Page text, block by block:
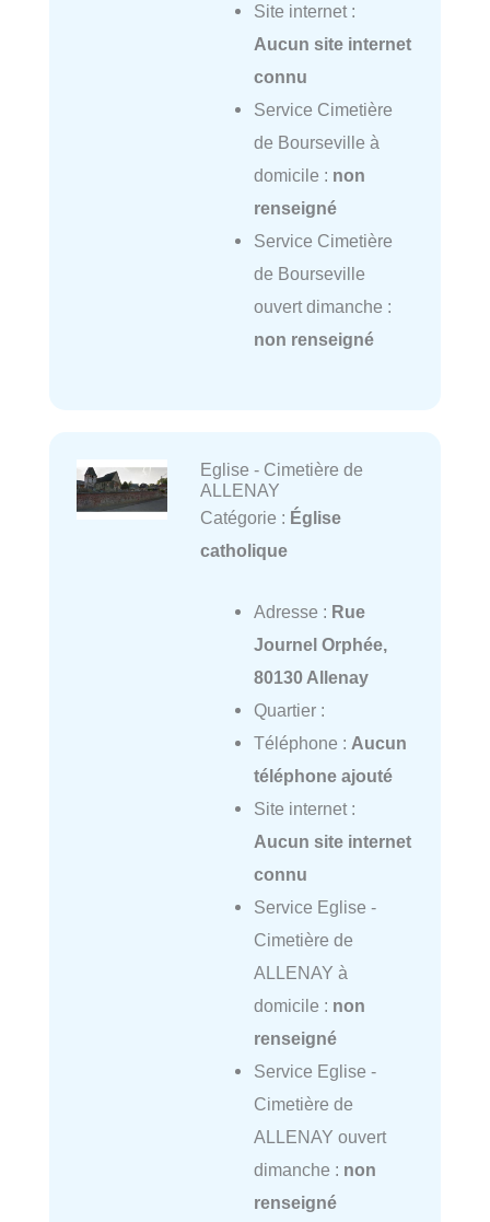
Site internet :
Aucun site internet
connu
Service Cimetière
de Bourseville à
domicile : non
renseigné
Service Cimetière
de Bourseville
ouvert dimanche :
non renseigné
Eglise - Cimetière de
ALLENAY
Catégorie : Église
catholique
Adresse : Rue
Journel Orphée,
80130 Allenay
Quartier :
Téléphone : Aucun
téléphone ajouté
Site internet :
Aucun site internet
connu
Service Eglise -
Cimetière de
ALLENAY à
domicile : non
renseigné
Service Eglise -
Cimetière de
ALLENAY ouvert
dimanche : non
renseigné